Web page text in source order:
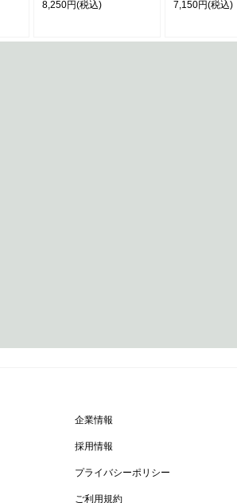
8,250円(税込)
7,150円(税込)
企業情報
採用情報
プライバシーポリシー
ご利用規約